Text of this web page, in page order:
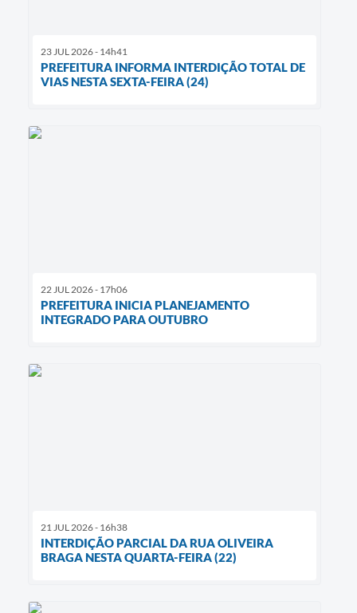
23 JUL 2026 - 14h41
PREFEITURA INFORMA INTERDIÇÃO TOTAL DE
VIAS NESTA SEXTA-FEIRA (24)
22 JUL 2026 - 17h06
PREFEITURA INICIA PLANEJAMENTO
INTEGRADO PARA OUTUBRO
21 JUL 2026 - 16h38
INTERDIÇÃO PARCIAL DA RUA OLIVEIRA
BRAGA NESTA QUARTA-FEIRA (22)